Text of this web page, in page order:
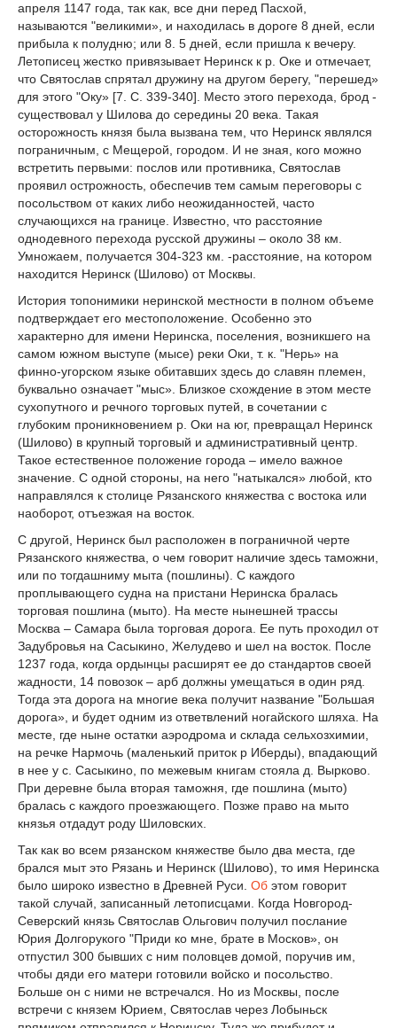
апреля 1147 года, так как, все дни перед Пасхой,
называются "великими», и находилась в дороге 8 дней, если
прибыла к полудню; или 8. 5 дней, если пришла к вечеру.
Летописец жестко привязывает Неринск к р. Оке и отмечает,
что Святослав спрятал дружину на другом берегу, "перешед»
для этого "Оку» [7. С. 339-340]. Место этого перехода, брод -
существовал у Шилова до середины 20 века. Такая
осторожность князя была вызвана тем, что Неринск являлся
пограничным, с Мещерой, городом. И не зная, кого можно
встретить первыми: послов или противника, Святослав
проявил острожность, обеспечив тем самым переговоры с
посольством от каких либо неожиданностей, часто
случающихся на границе. Известно, что расстояние
однодевного перехода русской дружины – около 38 км.
Умножаем, получается 304-323 км. -расстояние, на котором
находится Неринск (Шилово) от Москвы.
История топонимики неринской местности в полном объеме
подтверждает его местоположение. Особенно это
характерно для имени Неринска, поселения, возникшего на
самом южном выступе (мысе) реки Оки, т. к. "Нерь» на
финно-угорском языке обитавших здесь до славян племен,
буквально означает "мыс». Близкое схождение в этом месте
сухопутного и речного торговых путей, в сочетании с
глубоким проникновением р. Оки на юг, превращал Неринск
(Шилово) в крупный торговый и административный центр.
Такое естественное положение города – имело важное
значение. С одной стороны, на него "натыкался» любой, кто
направлялся к столице Рязанского княжества с востока или
наоборот, отъезжая на восток.
С другой, Неринск был расположен в пограничной черте
Рязанского княжества, о чем говорит наличие здесь таможни,
или по тогдашниму мыта (пошлины). С каждого
проплывающего судна на пристани Неринска бралась
торговая пошлина (мыто). На месте нынешней трассы
Москва – Самара была торговая дорога. Ее путь проходил от
Задубровья на Сасыкино, Желудево и шел на восток. После
1237 года, когда ордынцы расширят ее до стандартов своей
жадности, 14 повозок – арб должны умещаться в один ряд.
Тогда эта дорога на многие века получит название "Большая
дорога», и будет одним из ответвлений ногайского шляха. На
месте, где ныне остатки аэродрома и склада сельхозхимии,
на речке Нармочь (маленький приток р Иберды), впадающий
в нее у с. Сасыкино, по межевым книгам стояла д. Вырково.
При деревне была вторая таможня, где пошлина (мыто)
бралась с каждого проезжающего. Позже право на мыто
князья отдадут роду Шиловских.
Так как во всем рязанском княжестве было два места, где
брался мыт это Рязань и Неринск (Шилово), то имя Неринска
было широко известно в Древней Руси. Об этом говорит
такой случай, записанный летописцами. Когда Новгород-
Северский князь Святослав Ольгович получил послание
Юрия Долгорукого "Приди ко мне, брате в Москов», он
отпустил 300 бывших с ним половцев домой, поручив им,
чтобы дяди его матери готовили войско и посольство.
Больше он с ними не встречался. Но из Москвы, после
встречи с князем Юрием, Святослав через Лобыньск